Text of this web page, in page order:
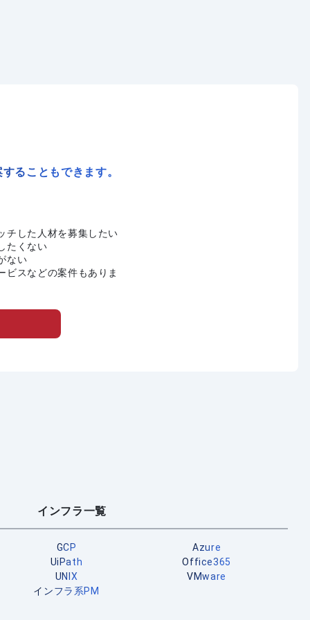
ることもできます。
チした人材を募集したい
たくない
ない
ビスなどの案件もありま
インフラ一覧
GCP
Azure
UiPath
Office365
UNIX
VMware
インフラ系PM